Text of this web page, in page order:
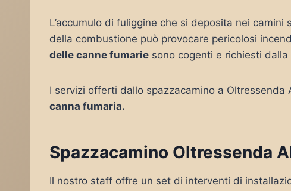
L’accumulo di fuliggine che si deposita nei
della combustione può provocare pericolosi
delle canne fumarie sono cogenti e richiesti
I servizi offerti dallo spazzacamino a Oltressenda
canna fumaria.
Spazzacamino Oltressenda
Il nostro staff offre un set di interventi di